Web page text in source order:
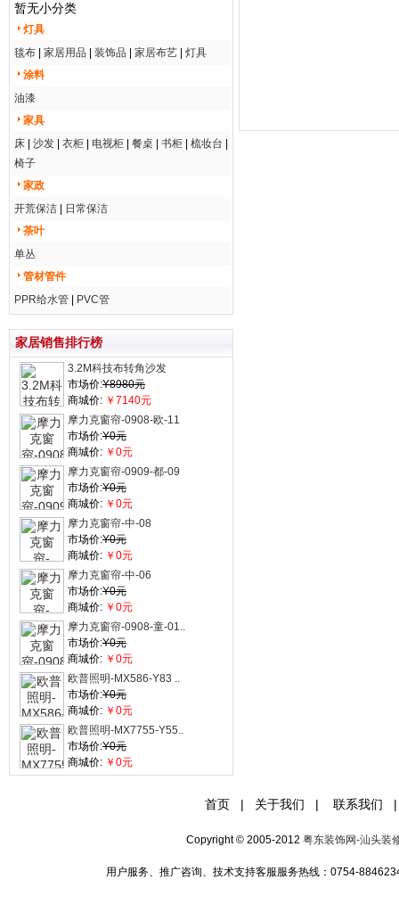
暂无小分类
灯具
毯布
家居用品 装饰品 家居布艺
灯具
涂料
油漆
家具
床
沙发 衣柜 电视柜 餐桌 书柜 梳妆台
椅子
家政
开荒保洁
日常保洁
茶叶
单丛
管材管件
PPR给水管
PVC管
家居销售排行榜
3.2M科技布转角沙发
市场价:Y8980元
商城价: ￥7140元
摩力克窗帘-0908-欧-11
市场价:Y0元
商城价: ￥0元
摩力克窗帘-0909-都-09
市场价:Y0元
商城价: ￥0元
摩力克窗帘-中-08
市场价:Y0元
商城价: ￥0元
摩力克窗帘-中-06
市场价:Y0元
商城价: ￥0元
摩力克窗帘-0908-童-01..
市场价:Y0元
商城价: ￥0元
欧普照明-MX586-Y83 ..
市场价:Y0元
商城价: ￥0元
欧普照明-MX7755-Y55..
市场价:Y0元
商城价: ￥0元
首页 | 关于我们 | 联系我们 |
Copyright © 2005-2012 粤东装饰网-汕头装
用户服务、推广咨询、技术支持客服服务热线：0754-